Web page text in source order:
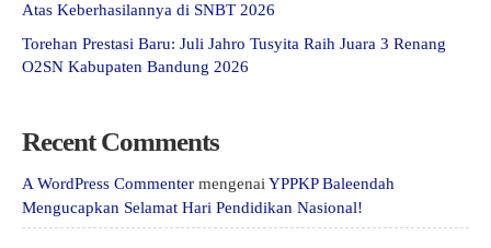
Atas Keberhasilannya di SNBT 2026
Torehan Prestasi Baru: Juli Jahro Tusyita Raih Juara 3 Renang
O2SN Kabupaten Bandung 2026
Recent Comments
A WordPress Commenter mengenai YPPKP Baleendah
Mengucapkan Selamat Hari Pendidikan Nasional!